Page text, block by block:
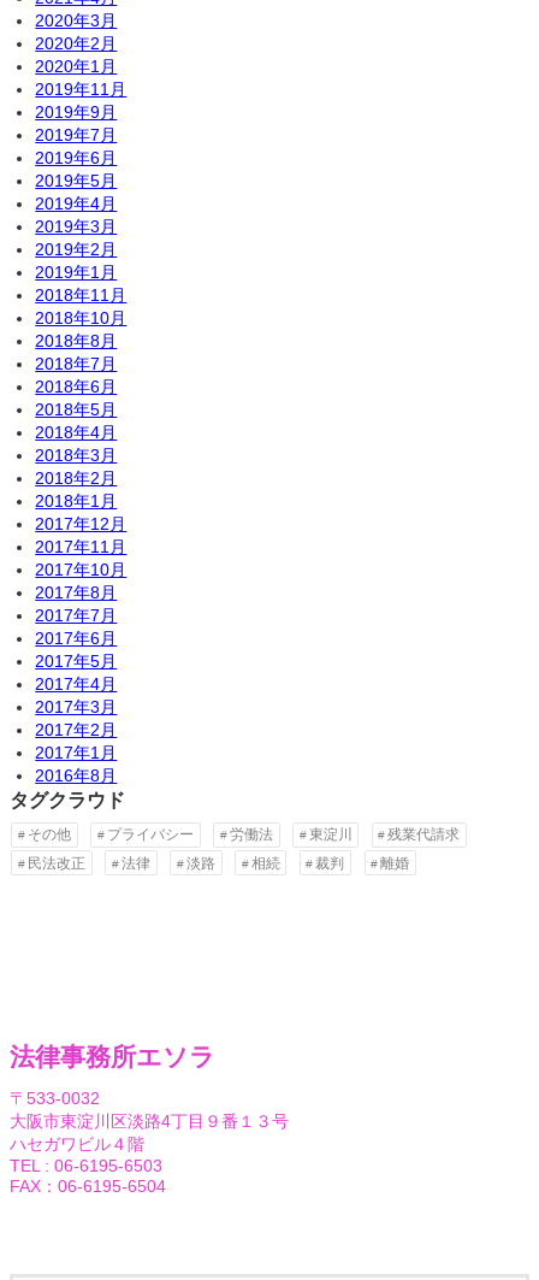
2020年3月
2020年2月
2020年1月
2019年11月
2019年9月
2019年7月
2019年6月
2019年5月
2019年4月
2019年3月
2019年2月
2019年1月
2018年11月
2018年10月
2018年8月
2018年7月
2018年6月
2018年5月
2018年4月
2018年3月
2018年2月
2018年1月
2017年12月
2017年11月
2017年10月
2017年8月
2017年7月
2017年6月
2017年5月
2017年4月
2017年3月
2017年2月
2017年1月
2016年8月
タグクラウド
その他 プライバシー 労働法 東淀川
残業代請求
民法改正
法律 淡路 相続 裁判 離婚
法律事務所エソラ
〒533-0032
大阪市東淀川区淡路4丁目９番１３号
ハセガワビル４階
TEL : 06-6195-6503
FAX：06-6195-6504